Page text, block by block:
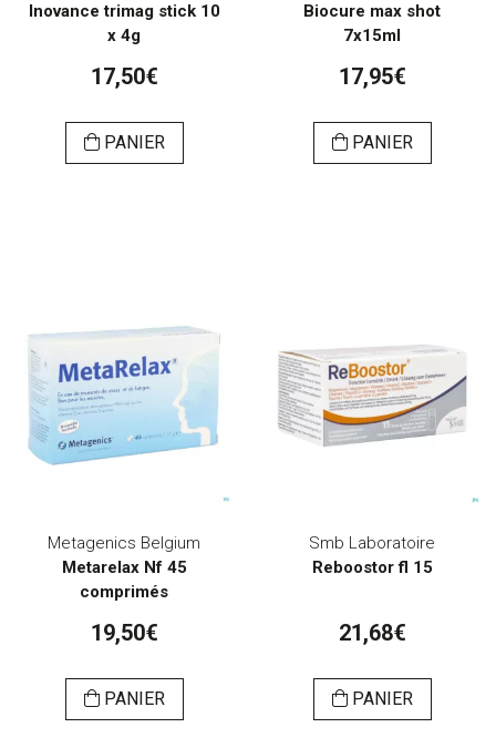
Inovance trimag stick 10
x 4g
17,50€
PANIER
Biocure max shot
7x15ml
17,95€
PANIER
Metagenics Belgium
Metarelax Nf 45
comprimés
19,50€
PANIER
Smb Laboratoire
Reboostor fl 15
21,68€
PANIER